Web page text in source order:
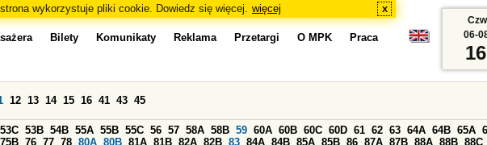
wykorzystuje pliki cookie. Dowiedz się więcej. więcej x
Bilety Komunikaty Reklama Przetargi O MPK Praca
12 13 14 15 16 41 43 45
53C 53B 54B 55A 55B 55C 56 57 58A 58B 59 60A 60B 60C 60D 61 62 63 64A 64B 65A
75B 76 77 78 80A 80B 81A 81B 82A 82B 83 84A 84B 85A 85B 86 87A 87B 88A 88B 88C
06-